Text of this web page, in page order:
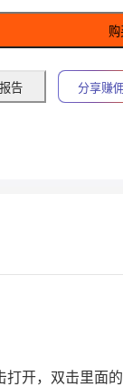
告 分享赚
开，双击里面